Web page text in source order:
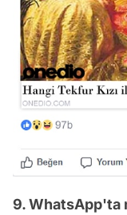
9. WhatsApp'ta